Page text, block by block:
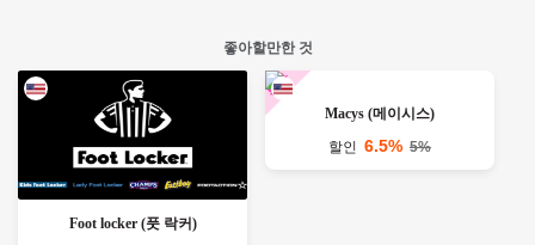
좋아할만한 것
Foot locker (풋 락커)
Macys (메이시스)
할인 6.5% 5%